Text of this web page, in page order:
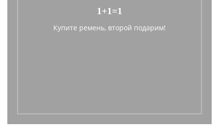
1+1=1
Купите ремень, второй подарим!